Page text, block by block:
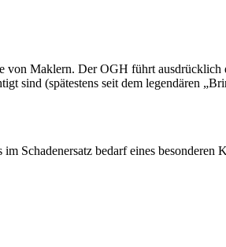
Maklern. Der OGH führt ausdrücklich
sind (spätestens seit dem legendären
Schadenersatz bedarf eines